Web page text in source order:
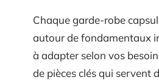
Chaque garde-robe
autour de fondamentaux
à adapter selon vos
de pièces clés qui servent